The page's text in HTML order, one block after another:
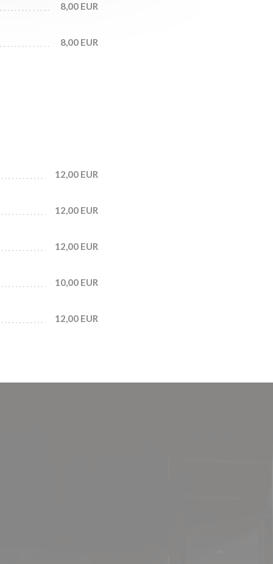
8,00 EUR
8,00 EUR
12,00 EUR
12,00 EUR
12,00 EUR
10,00 EUR
12,00 EUR